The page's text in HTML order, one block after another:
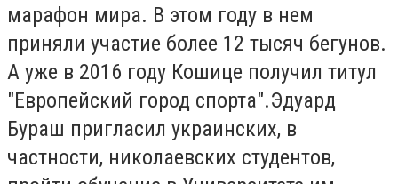
марафон мира. В этом году в нем
приняли участие более 12 тысяч бегунов.
А уже в 2016 году Кошице получил титул
"Европейский город спорта".Эдуард
Бураш пригласил украинских, в
частности, николаевских студентов,